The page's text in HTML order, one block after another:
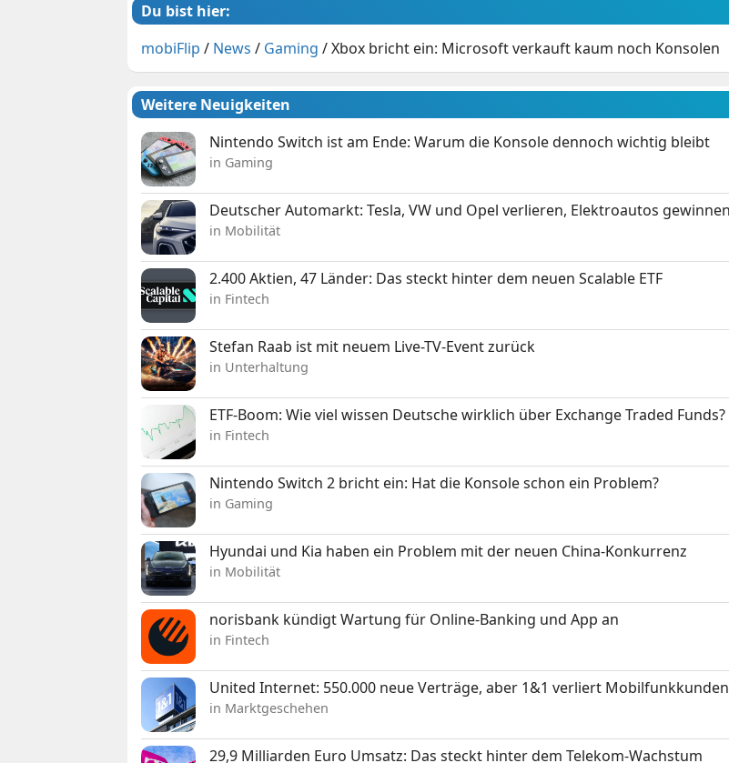
Du bist hier:
mobiFlip / News / Gaming /Xbox bricht ein: Microsoft verkauft kaum noch Konsolen
Weitere Neuigkeiten
Nintendo Switch ist am Ende: Warum die Konsole dennoch wichtig bleibt
in Gaming
Deutscher Automarkt: Tesla, VW und Opel verlieren, Elektroautos gewinnen
in Mobilität
2.400 Aktien, 47 Länder: Das steckt hinter dem neuen Scalable ETF
in Fintech
Stefan Raab ist mit neuem Live-TV-Event zurück
in Unterhaltung
ETF-Boom: Wie viel wissen Deutsche wirklich über Exchange Traded Funds?
in Fintech
Nintendo Switch 2 bricht ein: Hat die Konsole schon ein Problem?
in Gaming
Hyundai und Kia haben ein Problem mit der neuen China-Konkurrenz
in Mobilität
norisbank kündigt Wartung für Online-Banking und App an
in Fintech
United Internet: 550.000 neue Verträge, aber 1&1 verliert Mobilfunkkunden
in Marktgeschehen
29,9 Milliarden Euro Umsatz: Das steckt hinter dem Telekom-Wachstum